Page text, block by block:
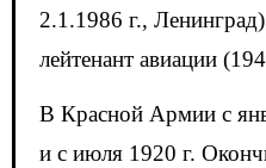
2.1.1986 г.,
лейтенант авиации
В Красной Армии с
и с июля 1920 г.